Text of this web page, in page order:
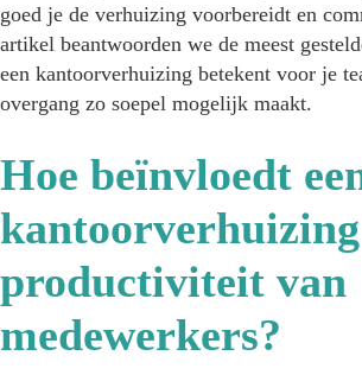
goed je de verhuizing voorbereidt en
artikel beantwoorden we de meest
een kantoorverhuizing betekent voor je
overgang zo soepel mogelijk maakt.
Hoe beïnvloedt
productiviteit van
medewerkers?